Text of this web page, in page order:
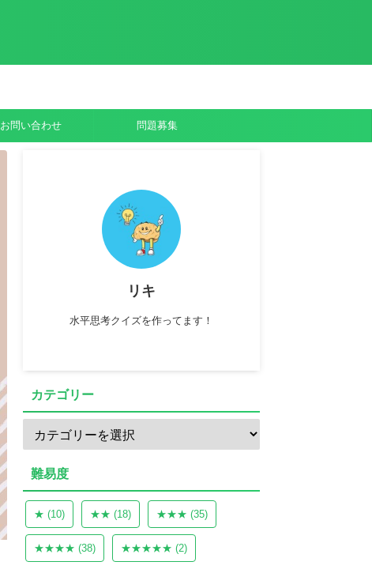
お問い合わせ 問題募集
リキ
水平思考クイズを作ってます！
カテゴリー
難易度
★ (10) ★★ (18) ★★★ (35)
★★★★ (38) ★★★★★ (2)